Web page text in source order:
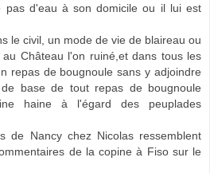
pas d'eau à son domicile ou il lui est
le civil, un mode de vie de blaireau ou
Château l'on ruiné,et dans tous les
repas de bougnoule sans y adjoindre
de base de tout repas de bougnoule
haine à l'égard des peuplades
de Nancy chez Nicolas ressemblent
de la copine à Fiso sur le